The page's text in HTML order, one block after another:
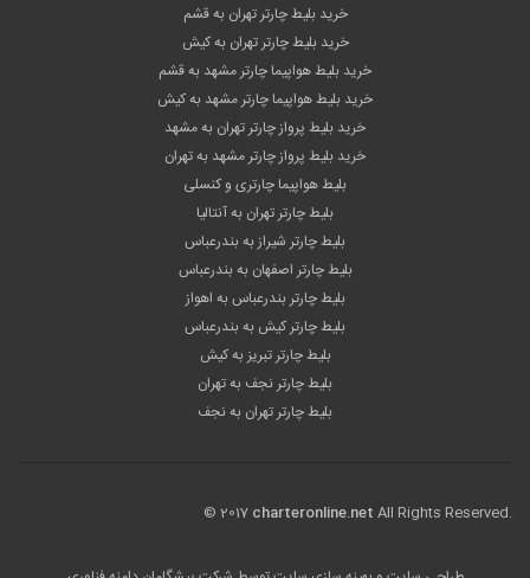
خرید بلیط چارتر تهران به قشم
خرید بلیط چارتر تهران به کیش
خرید بلیط هواپیما چارتر مشهد به قشم
خرید بلیط هواپیما چارتر مشهد به کیش
خرید بلیط پرواز چارتر تهران به مشهد
خرید بلیط پرواز چارتر مشهد به تهران
بلیط هواپیما چارتری و کنسلی
بلیط چارتر تهران به آنتالیا
بلیط چارتر شیراز به بندرعباس
بلیط چارتر اصفهان به بندرعباس
بلیط چارتر بندرعباس به اهواز
بلیط چارتر کیش به بندرعباس
بلیط چارتر تبریز به کیش
بلیط چارتر نجف به تهران
بلیط چارتر تهران به نجف
© 2017 charteronline.net All Rights Reserved.